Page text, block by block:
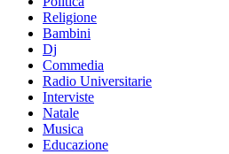
Religione
Bambini
Dj
Commedia
Radio Universitarie
Interviste
Natale
Musica
Educazione